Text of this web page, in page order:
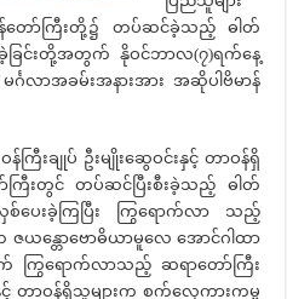
ာန်တော်ကြီးတို့၌ တပ်ဆင်ခဲ့သည့် ဓါတ်
ခြင်းတို့အတွက် နိုဝင်ဘာလ(၇)ရက်နေ့
လာအခမ်းအနားအား အဆိုပါဗိမာန်
းချုပ် ဦးမျိုးဆွေဝင်းနှင့် တာဝန်ရှိ
ာ်ကြီးတွင် တပ်ဆင်ပြီးစီးခဲ့သည့် ဓါတ်
ပေးခဲ့ကြပြီး ကြွရောက်လာ သည့်
ဇယန္တောဗောဓိယာမူလေ အောင်ဂါထာ
ကြွရောက်လာသည့် ဆရာတော်ကြီး
နှင့် တာဝန်ရှိသူများက စက်လှေကားကမ္ဗ